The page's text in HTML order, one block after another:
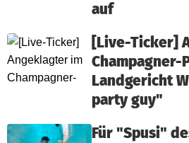
auf
[Live-Ticker]
Champagner-
Landgericht
party guy"
Für "Spusi"